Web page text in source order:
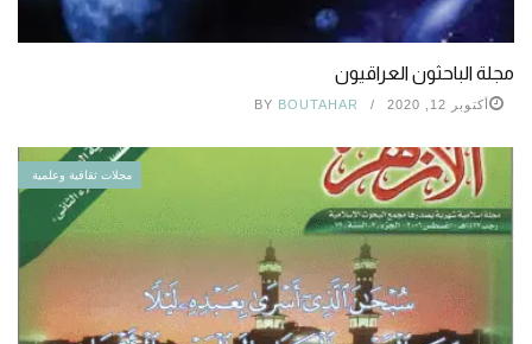
مجلة الباحثون العراقيون
أكتوبر 12, 2020 BY BOUTAHAR
مجلات ثقافية وعلمية